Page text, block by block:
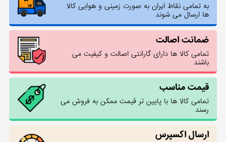
به تمامی نقاط ایران به صورت زمینی و هوایی کالا
ها ارسال می شوند
ضمانت اصالت
تمامی کالا ها دارای گارانتی اصالت و کیفیت می
باشند
قیمت مناسب
تمامی کالا ها با پایین تر قیمت ممکن به فروش می
رسند
ارسال اکسپرس